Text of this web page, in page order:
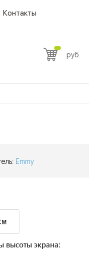
Контакты
руб.
Emmy
высоты экрана: